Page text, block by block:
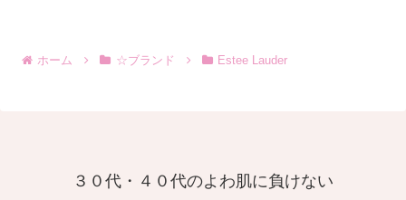
ホーム ☆ブランド Estee Lauder
３０代・４０代のよわ肌に負けない